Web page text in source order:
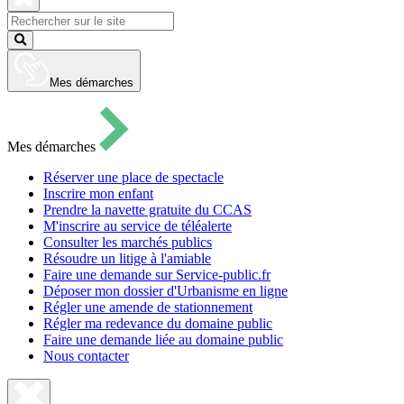
ouvrir
le
formulaire
Fermer
la
recherche
Lancer
la
Mes démarches
Mes démarches
Réserver une place de spectacle
Inscrire mon enfant
Prendre la navette gratuite du CCAS
M'inscrire au service de téléalerte
Consulter les marchés publics
Résoudre un litige à l'amiable
Faire une demande sur Service-public.fr
Déposer mon dossier d'Urbanisme en ligne
Régler une amende de stationnement
Régler ma redevance du domaine public
Faire une demande liée au domaine public
Nous contacter